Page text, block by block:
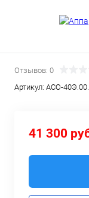
Отзывов: 0
Артикул: АСО-
41 300